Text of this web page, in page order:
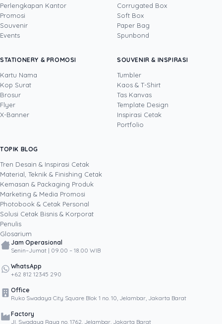
DITULIS OLEH
· Cofounder
Uprint.id, pakar dengan pengalaman lebih dari
20 tahun yang menguasai tiga disiplin
sekaligus: produksi percetakan dan kemasan
(offset, digital printing, quality control), digital
marketing, serta pemrograman dan AI. Ia
memahami bisnis cetak langsung dari lantai
produksi sampai baris kode, dari menghitung
sampai kemasan produk, selalu dengan
kacamata data dan dampak bisnis nyata.
Lihat profil →
Popular
Perlengkapan Kantor
Promosi
Souvenir
Events
Corrugated Box
Soft Box
Paper Bag
Spunbond
STATIONERY & PROMOSI
Kartu Nama
Kop Surat
Brosur
Flyer
X-Banner
SOUVENIR & INSPIRASI
Tumbler
Kaos & T-Shirt
Tas Kanvas
Template Design
Inspirasi Cetak
Portfolio
TOPIK BLOG
Tren Desain & Inspirasi Cetak
Material, Teknik & Finishing Cetak
Kemasan & Packaging Produk
Marketing & Media Promosi
Photobook & Cetak Personal
Solusi Cetak Bisnis & Korporat
Penulis
Glosarium
Jam Operasional
Senin–Jumat | 09.00 – 18.00 WIB
WhatsApp
+62 812 12345 290
Office
Ruko Swadaya City Square Blok 1 no. 10, Jelambar, Jakarta Barat
Factory
Jl. Swadaya Raya no. 1762, Jelambar, Jakarta Barat